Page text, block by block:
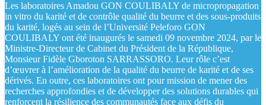
Les laboratoires Amadou GON COULIBALY de micropropagation
in vitro du karité et de contrôle qualité du beurre et des sous-produits
du karité, logés au sein de l’Université Peleforo GON
COULIBALY ont été inaugurés le samedi 09 novembre 2024, par le
Ministre-Directeur de Cabinet du Président de la République,
Monsieur Fidèle Gboroton SARRASSORO. Leur rôle c’est
d’œuvrer à l’amélioration de la qualité du beurre de karité et de ses
dérivés. En outre, ces laboratoires ont pour mission de mener des
recherches approfondies et de développer des solutions durables qui
renforcent la résilience des communautés face aux défis du